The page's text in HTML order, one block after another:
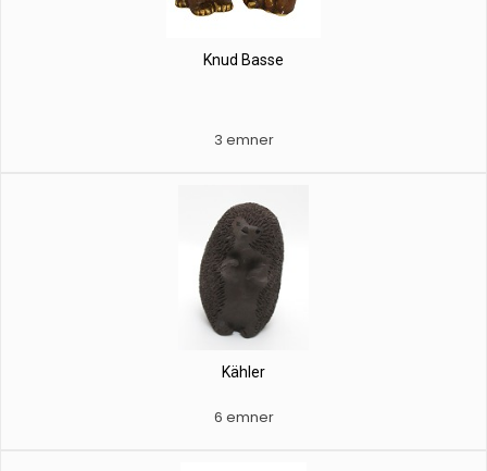
Knud Basse
3 emner
Kähler
6 emner